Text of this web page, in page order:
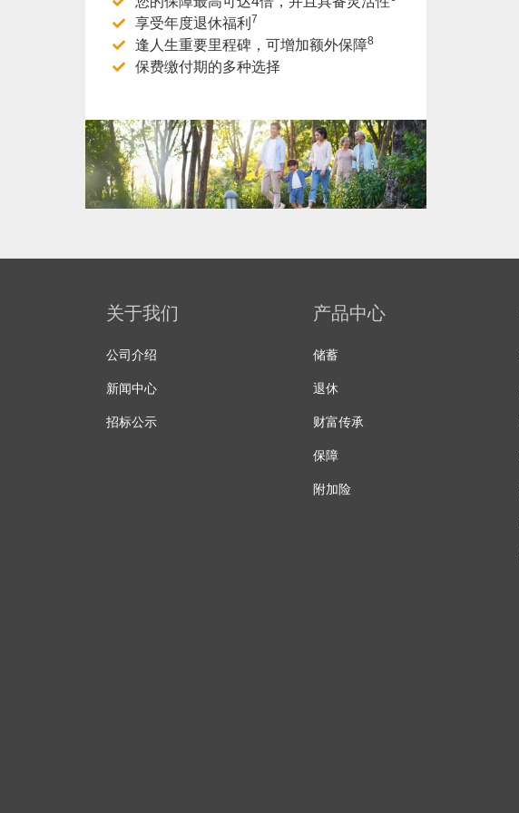
享受年度退休福利 7
逢人生重要里程碑，可增加额外保障8
保费缴付期的多种选择
了解更多
关于我们
公司介绍
新闻中心
招标公示
产品中心
储蓄
退休
财富传承
保障
附加险